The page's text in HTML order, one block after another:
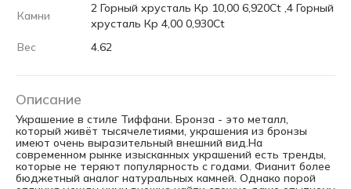
Камни
2 Горный хрусталь Кр 10,00 6,920Ct ,4 Горный
хрусталь Кр 4,00 0,930Ct
Вес
4.62
Описание
Украшение в стиле Тиффани. Бронза - это металл,
который живёт тысячелетиями, украшения из бронзы
имеют очень выразительный внешний вид.На
современном рынке изысканных украшений есть тренды,
которые не теряют популярность с годами. Фианит более
бюджетный аналог натуральных камней. Однако порой